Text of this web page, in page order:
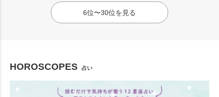
6位〜30位を見る
HOROSCOPES 占い